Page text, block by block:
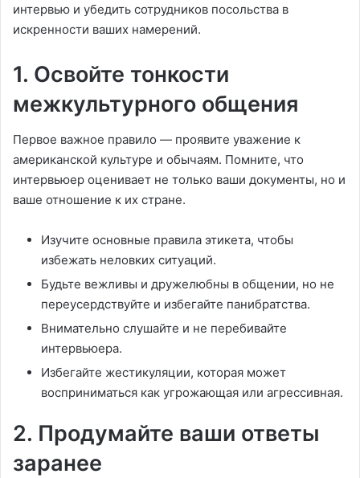
интервью и убедить сотрудников посольства в
искренности ваших намерений.
1. Освойте тонкости
межкультурного общения
Первое важное правило — проявите уважение к
американской культуре и обычаям. Помните, что
интервьюер оценивает не только ваши документы, но и
ваше отношение к их стране.
Изучите основные правила этикета, чтобы
избежать неловких ситуаций.
Будьте вежливы и дружелюбны в общении, но не
переусердствуйте и избегайте панибратства.
Внимательно слушайте и не перебивайте
интервьюера.
Избегайте жестикуляции, которая может
восприниматься как угрожающая или агрессивная.
2. Продумайте ваши ответы
заранее